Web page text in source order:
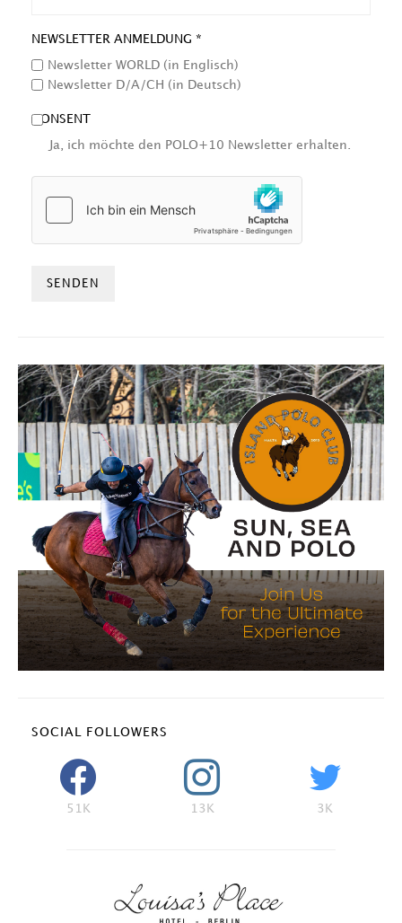
NEWSLETTER ANMELDUNG *
Newsletter WORLD (in Englisch)
Newsletter D/A/CH (in Deutsch)
CONSENT
Ja, ich möchte den POLO+10 Newsletter erhalten.
SOCIAL FOLLOWERS
51K 13K 3K